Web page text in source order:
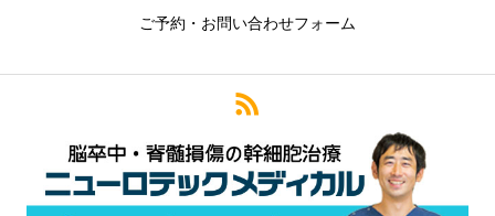
ご予約・お問い合わせフォーム